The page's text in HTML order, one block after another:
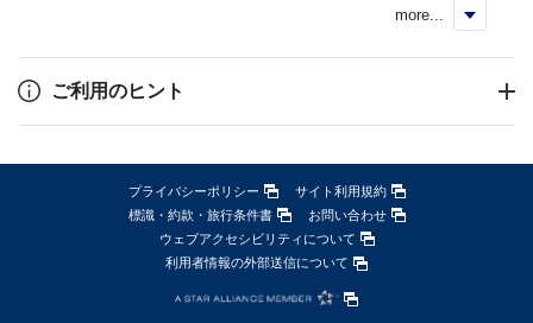
more...
ご利用のヒント
プライバシーポリシー
サイト利用規約
標識・約款・旅行条件書
お問い合わせ
ウェブアクセシビリティについて
利用者情報の外部送信について